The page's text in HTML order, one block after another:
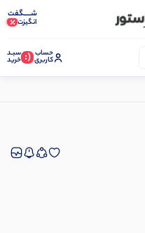
شـــــگفت
انگیزت
حساب
کاربری (: سبـد
خرید